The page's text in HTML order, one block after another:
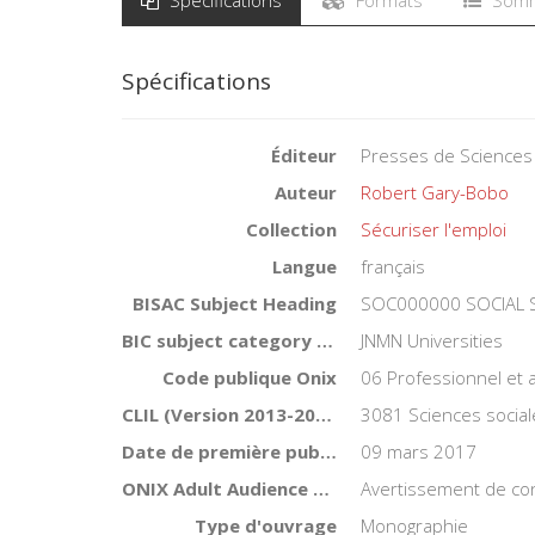
Spécifications
Éditeur
Presses de Sciences
Auteur
Robert Gary-Bobo
Collection
Sécuriser l'emploi
Langue
français
BISAC Subject Heading
SOC000000 SOCIAL
BIC subject category (UK)
JNMN Universities
Code publique Onix
06 Professionnel et
CLIL (Version 2013-2019 )
3081 Sciences
Date de première publication du titre
09 mars 2017
ONIX Adult Audience Rating
Avertissement de
Type d'ouvrage
Monographie